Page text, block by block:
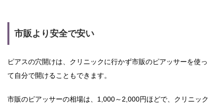
市販より安全で安い
ピアスの穴開けは、クリニックに行かず市販のピアッサーを使っ
て自分で開けることもできます。
市販のピアッサーの相場は、1,000～2,000円ほどで、クリニック